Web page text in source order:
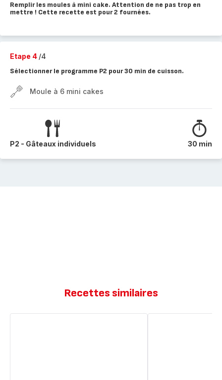
Remplir les moules à mini cake. Attention de ne pas trop en
mettre ! Cette recette est pour 2 fournées.
Etape 4 /4
Sélectionner le programme P2 pour 30 min de cuisson.
Moule à 6 mini cakes
P2 - Gâteaux individuels 30 min
Recettes similaires